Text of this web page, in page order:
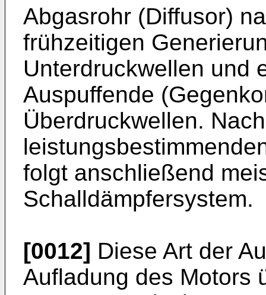
Abgasrohr (Diffusor)
frühzeitigen
Unterdruckwellen und
Auspuffende
Überdruckwellen.
folgt anschließend
Schalldämpfersystem.
[0012] Diese Art der
Aufladung des Motors